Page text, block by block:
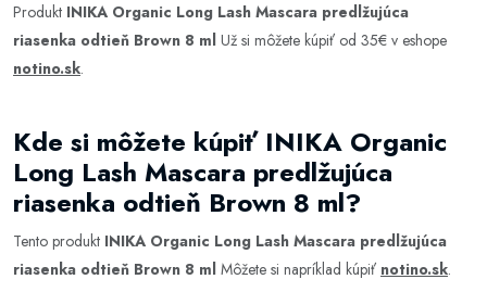
Produkt INIKA Organic Long Lash Mascara predlžujúca
riasenka odtieň Brown 8 ml Už si môžete kúpiť od 35€ v eshope
notino.sk.
Kde si môžete kúpiť INIKA Organic
Long Lash Mascara predlžujúca
riasenka odtieň Brown 8 ml?
Tento produkt INIKA Organic Long Lash Mascara predlžujúca
riasenka odtieň Brown 8 ml Môžete si napríklad kúpiť notino.sk.